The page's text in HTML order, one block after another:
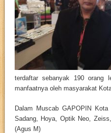
terdaftar sebanyak 190 orang
manfaatnya oleh masyarakat
Dalam Muscab GAPOPIN
Sadang, Hoya, Optik Neo,
(Agus M)